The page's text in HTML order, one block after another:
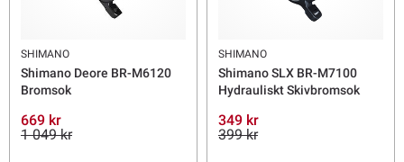
SHIMANO
Shimano Deore BR-M6120
Bromsok
669 kr
1 049 kr
SHIMANO
Shimano SLX BR-M7100
Hydrauliskt Skivbromsok
349 kr
399 kr